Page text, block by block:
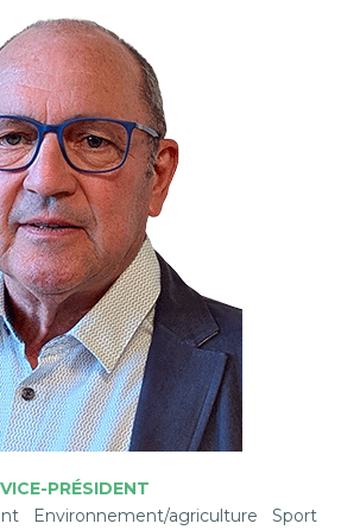
VICE-PRÉSIDENT
Environnement/agriculture Sport